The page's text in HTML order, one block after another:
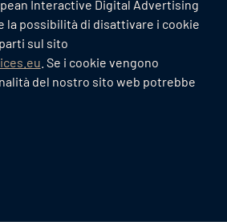
Interactive Digital Advertising
la possibilità di disattivare i cookie
sul sito
. Se i cookie vengono
del nostro sito web potrebbe